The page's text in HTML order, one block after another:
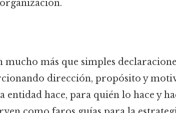
mucho más que simples
dirección, propósito y
entidad hace, para quién lo hace y